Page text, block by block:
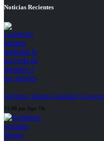
Noticias Recientes
Gobierno plantea trasladar la
11:08 pm Ago 7th